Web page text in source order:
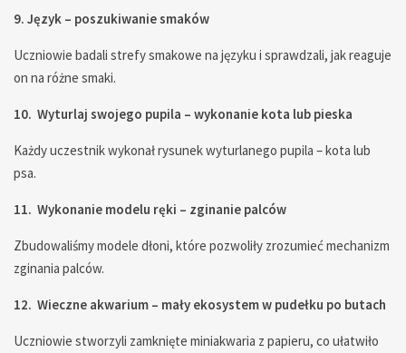
9. Język – poszukiwanie smaków
Uczniowie badali strefy smakowe na języku i sprawdzali, jak reaguje
on na różne smaki.
10. Wyturlaj swojego pupila – wykonanie kota lub pieska
Każdy uczestnik wykonał rysunek wyturlanego pupila – kota lub
psa.
11. Wykonanie modelu ręki – zginanie palców
Zbudowaliśmy modele dłoni, które pozwoliły zrozumieć mechanizm
zginania palców.
12. Wieczne akwarium – mały ekosystem w pudełku po butach
Uczniowie stworzyli zamknięte miniakwaria z papieru, co ułatwiło